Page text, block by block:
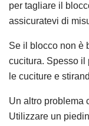
per tagliare il
assicuratevi di
Se il blocco non è
cucitura. Spesso il
le cuciture e
Un altro problema
Utilizzare un